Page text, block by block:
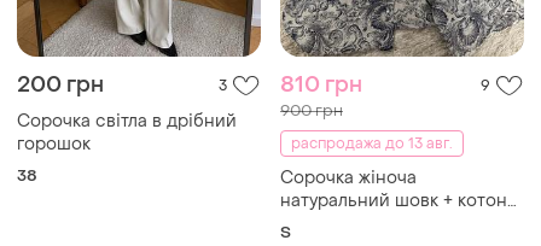
200 грн 3
Сорочка світла в дрібний
горошок
38
810 грн 9
900 грн
распродажа до 13 авг.
Сорочка жіноча
натуральний шовк + котон
на с!
S